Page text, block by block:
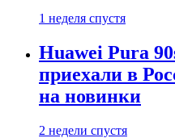
1 неделя спустя
Huawei Pura
приехали в
на новинки
2 недели спустя